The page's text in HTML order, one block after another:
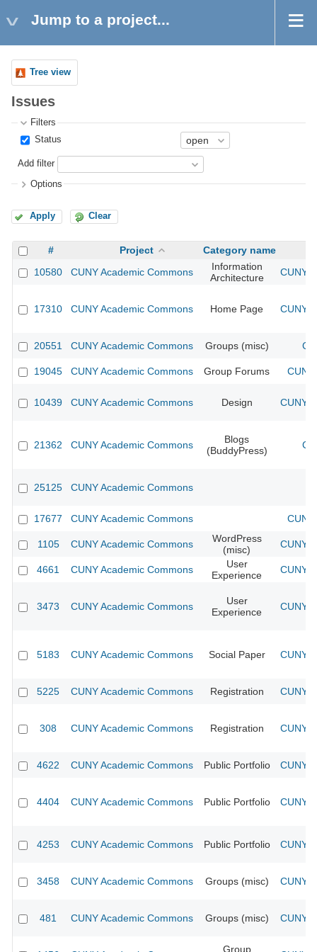
Jump to a project...
Tree view
Issues
Filters
Status
Add filter
Options
Apply Clear
# Project
Category name
10580
CUNY Academic Commons
Information
Architecture
CUNY
17310 CUNY Academic Commons Home Page CUNY
20551 CUNY Academic Commons Groups (misc)
19045 CUNY Academic Commons Group Forums
10439 CUNY Academic Commons Design CUNY
21362 CUNY Academic Commons
Blogs
(BuddyPress)
25125 CUNY Academic Commons
17677 CUNY Academic Commons
1105 CUNY Academic Commons
WordPress
(misc)
CUNY
4661 CUNY Academic Commons
User
Experience
CUNY
3473 CUNY Academic Commons
User
Experience
CUNY
5183 CUNY Academic Commons Social Paper CUNY
5225 CUNY Academic Commons Registration CUNY
308 CUNY Academic Commons Registration CUNY
4622 CUNY Academic Commons Public Portfolio CUNY
4404 CUNY Academic Commons Public Portfolio CUNY
4253 CUNY Academic Commons Public Portfolio CUNY
3458 CUNY Academic Commons Groups (misc) CUNY
481 CUNY Academic Commons Groups (misc) CUNY
Group